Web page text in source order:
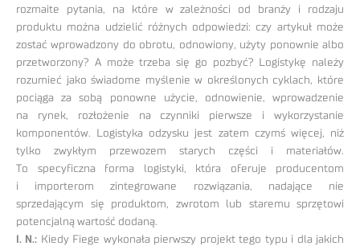
rozmaite pytania, na które w zależności od branży i rodzaju
produktu można udzielić różnych odpowiedzi: czy artykuł może
zostać wprowadzony do obrotu, odnowiony, użyty ponownie albo
przetworzony? A może trzeba się go pozbyć? Logistykę należy
rozumieć jako świadome myślenie w określonych cyklach, które
pociąga za sobą ponowne użycie, odnowienie, wprowadzenie
na rynek, rozłożenie na czynniki pierwsze i wykorzystanie
komponentów. Logistyka odzysku jest zatem czymś więcej, niż
tylko zwykłym przewozem starych części i materiałów.
To specyficzna forma logistyki, która oferuje producentom
i importerom zintegrowane rozwiązania, nadające nie
sprzedającym się produktom, zwrotom lub staremu sprzętowi
potencjalną wartość dodaną.
I. N.: Kiedy Fiege wykonała pierwszy projekt tego typu i dla jakich